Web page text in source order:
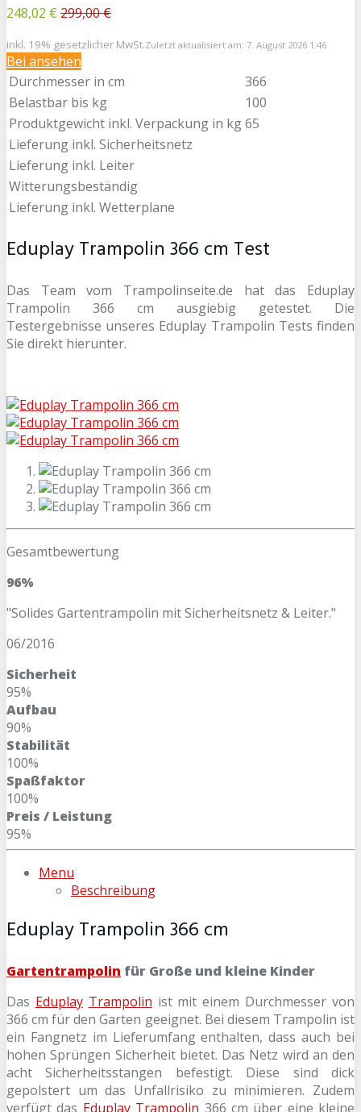
248,02 € 299,00 €
inkl. 19% gesetzlicher MwSt.Zuletzt aktualisiert am: 7. August 2026 1:46
Bei ansehen
Durchmesser in cm
366
Belastbar bis kg
100
Produktgewicht inkl. Verpackung in kg65
Lieferung inkl. Sicherheitsnetz
Lieferung inkl. Leiter
Witterungsbeständig
Lieferung inkl. Wetterplane
Eduplay Trampolin 366 cm Test
Das Team vom Trampolinseite.de hat das Eduplay
Trampolin 366 cm ausgiebig getestet. Die
Testergebnisse unseres Eduplay Trampolin Tests finden
Sie direkt hierunter.
Gesamtbewertung
96%
"Solides Gartentrampolin mit Sicherheitsnetz & Leiter."
06/2016
Sicherheit
95%
Aufbau
90%
Stabilität
100%
Spaßfaktor
100%
Preis / Leistung
95%
Menu
Beschreibung
Eduplay Trampolin 366 cm
Gartentrampolin für Große und kleine Kinder
Das Eduplay Trampolin ist mit einem Durchmesser von
366 cm für den Garten geeignet. Bei diesem Trampolin ist
ein Fangnetz im Lieferumfang enthalten, dass auch bei
hohen Sprüngen Sicherheit bietet. Das Netz wird an den
acht Sicherheitsstangen befestigt. Diese sind dick
gepolstert um das Unfallrisiko zu minimieren. Zudem
verfügt das Eduplay Trampolin 366 cm über eine kleine